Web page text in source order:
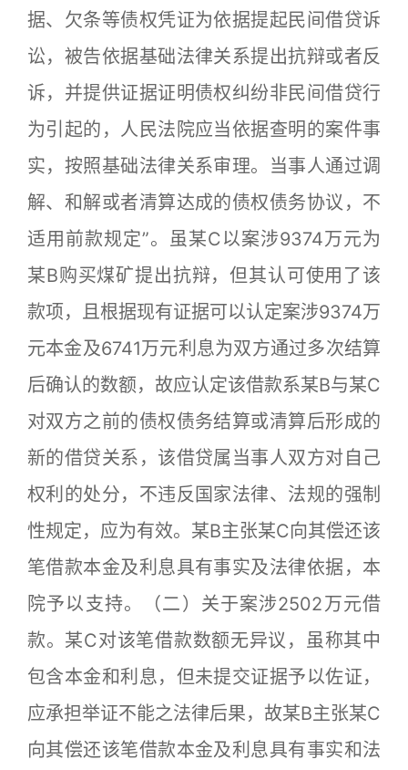
据、欠条等债权凭证为依据提起民间借贷诉
讼，被告依据基础法律关系提出抗辩或者反
诉，并提供证据证明债权纠纷非民间借贷行
为引起的，人民法院应当依据查明的案件事
实，按照基础法律关系审理。当事人通过调
解、和解或者清算达成的债权债务协议，不
适用前款规定”。虽某C以案涉9374万元为
某B购买煤矿提出抗辩，但其认可使用了该
款项，且根据现有证据可以认定案涉9374万
元本金及6741万元利息为双方通过多次结算
后确认的数额，故应认定该借款系某B与某C
对双方之前的债权债务结算或清算后形成的
新的借贷关系，该借贷属当事人双方对自己
权利的处分，不违反国家法律、法规的强制
性规定，应为有效。某B主张某C向其偿还该
笔借款本金及利息具有事实及法律依据，本
院予以支持。（二）关于案涉2502万元借
款。某C对该笔借款数额无异议，虽称其中
包含本金和利息，但未提交证据予以佐证，
应承担举证不能之法律后果，故某B主张某C
向其偿还该笔借款本金及利息具有事实和法